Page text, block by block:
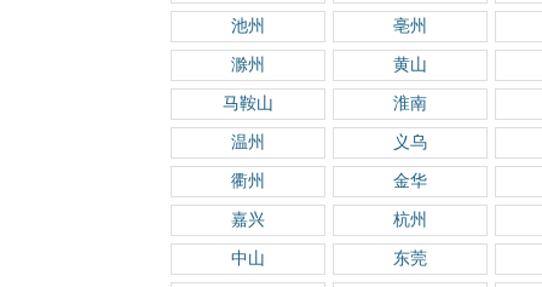
池州 亳州
滁州 黄山
马鞍山 淮南
温州 义乌
衢州 金华
嘉兴 杭州
中山 东莞